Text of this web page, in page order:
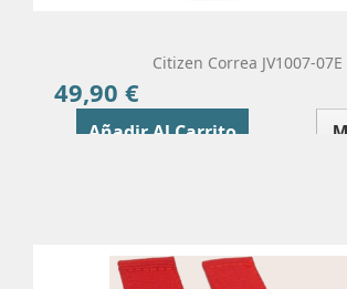
Citizen Correa JV1007-07E
49,90 €
Añadir Al Carrito